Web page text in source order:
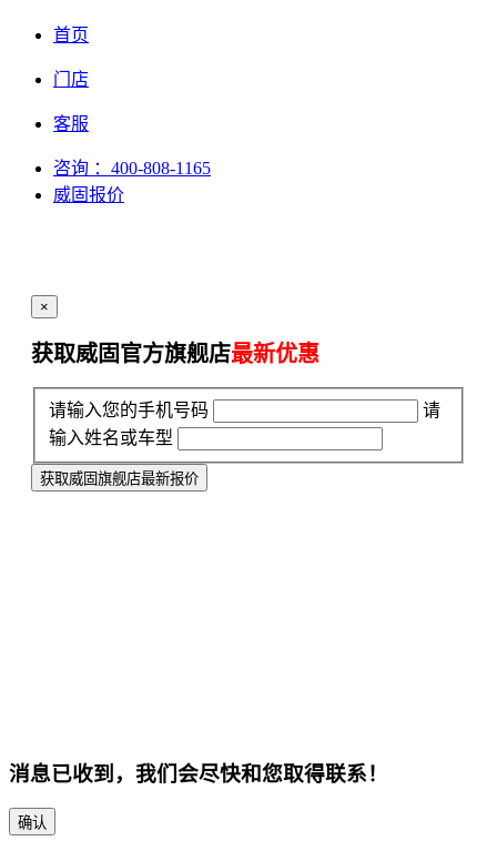
首页
门店
客服
咨询 ：400-808-1165
威固报价
×
获取威固官方旗舰店最新优惠
请输入您的手机号码
请
输入姓名或车型
获取威固旗舰店最新报价
消息已收到，我们会尽快和您取得联系！
确认